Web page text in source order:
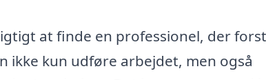
at finde en professionel, der
ikke kun udføre arbejdet, men også